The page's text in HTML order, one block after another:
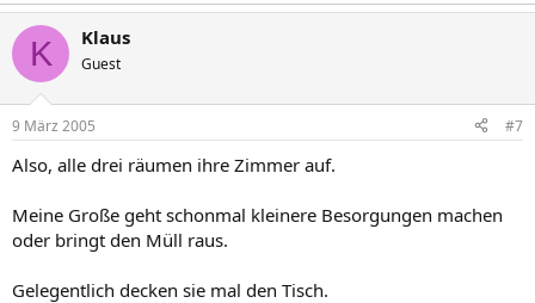
K Klaus
Guest
9 März 2005 #7
Also, alle drei räumen ihre Zimmer auf.
Meine Große geht schonmal kleinere Besorgungen machen
oder bringt den Müll raus.
Gelegentlich decken sie mal den Tisch.